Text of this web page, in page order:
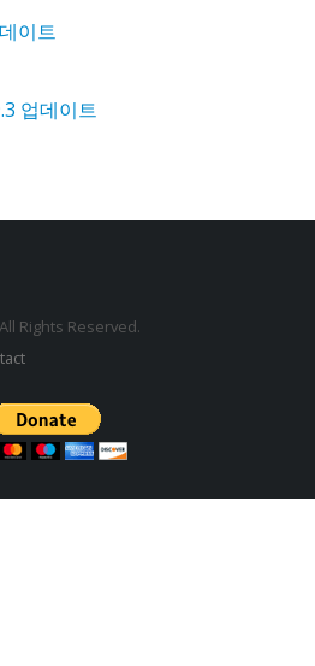
이트
업데이트
꿈해몽, 꿈풀이
Rights Reserved.